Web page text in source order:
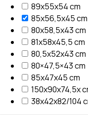
89x55x54 cm
85x56,5x45 cm
80x58,5x43 cm
81x58x45,5 cm
80,5x52x43 cm
80×47,5×43 cm
85x47x45 cm
150x90x74,5x
38x42x82/104